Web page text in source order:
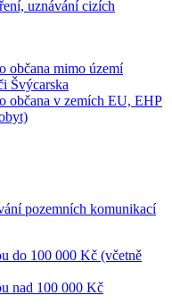
uznávání cizích
občana mimo území
Švýcarska
občana v zemích EU, EHP
pozemních komunikací
do 100 000 Kč (včetně
nad 100 000 Kč